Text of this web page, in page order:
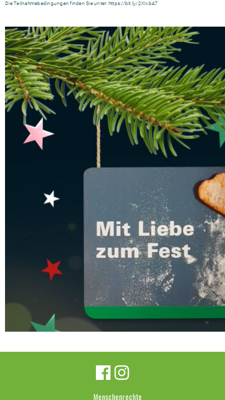
Die Teilnahmebedingungen finden Sie unter: https://bit.ly/2XIxbA7
Menschenrechte